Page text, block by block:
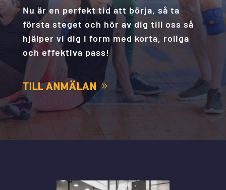
Nu är en perfekt tid att börja, så ta
första steget och hör av dig till oss så
hjälper vi dig i form med korta, roliga
och effektiva pass!
TILL ANMÄLAN